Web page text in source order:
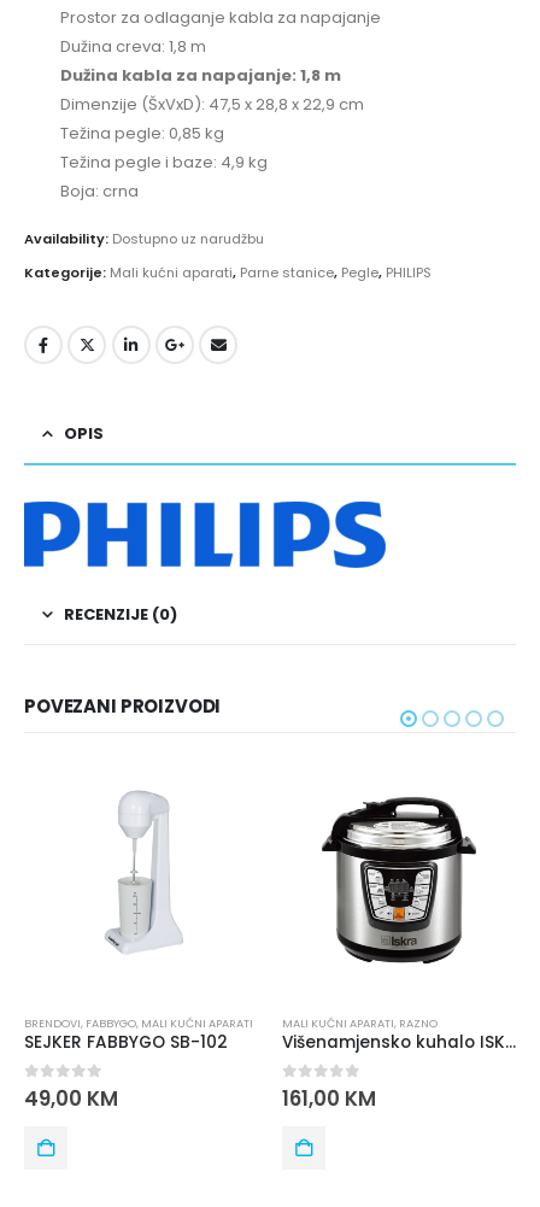
Prostor za odlaganje kabla za napajanje
Dužina creva: 1,8 m
Dužina kabla za napajanje: 1,8 m
Dimenzije (ŠxVxD): 47,5 x 28,8 x 22,9 cm
Težina pegle: 0,85 kg
Težina pegle i baze: 4,9 kg
Boja: crna
Availability: Dostupno uz narudžbu
Kategorije: Mali kućni aparati, Parne stanice, Pegle, PHILIPS
OPIS
RECENZIJE (0)
POVEZANI PROIZVODI
MALI KUĆNI APARATI, RAZNO
0out of 5
161,00 KM
0out of 5
53,00KM